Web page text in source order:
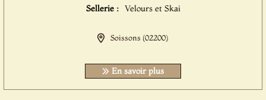
Sellerie : Velours et Skai
Soissons (02200)
En savoir plus